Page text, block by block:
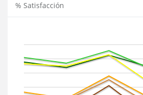
% Satisfacción